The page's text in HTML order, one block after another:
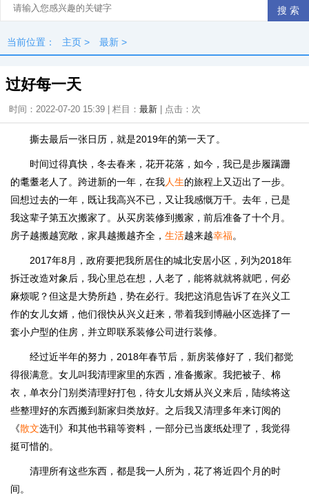
当前位置： 主页 > 最新 >
过好每一天
时间：2022-07-20 15:39 | 栏目： 最新 | 点击： 次
撕去最后一张日历，就是2019年的第一天了。
时间过得真快，冬去春来，花开花落，如今，我已是步履蹒跚
的耄耋老人了。跨进新的一年，在我人生的旅程上又迈出了一步。
回想过去的一年，既让我高兴不已，又让我感慨万千。去年，已是
我这辈子第五次搬家了。从买房装修到搬家，前后准备了十个月。
房子越搬越宽敞，家具越搬越齐全， 生活越来越幸福。
2017年8月，政府要把我所居住的城北安居小区，列为2018年
拆迁改造对象后，我心里总在想，人老了，能将就就将就吧，何必
麻烦呢？但这是大势所趋，势在必行。我把这消息告诉了在兴义工
作的女儿女婿，他们很快从兴义赶来，带着我到博融小区选择了一
套小户型的住房，并立即联系装修公司进行装修。
经过近半年的努力，2018年春节后，新房装修好了，我们都觉
得很满意。女儿叫我清理家里的东西，准备搬家。我把被子、棉
衣，单衣分门别类清理好打包，待女儿女婿从兴义来后，陆续将这
些整理好的东西搬到新家归类放好。之后我又清理多年来订阅的
《散文选刊》和其他书籍等资料，一部分已当废纸处理了，我觉得
挺可惜的。
清理所有这些东西，都是我一人所为，花了将近四个月的时
间。